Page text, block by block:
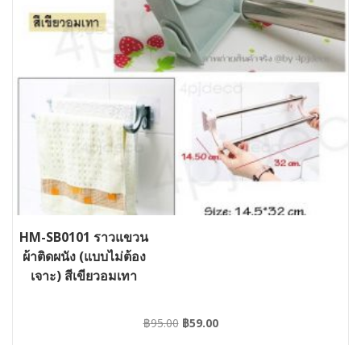
HM-SB0101 ราวแขวน
ผ้าติดผนัง (แบบไม่ต้อง
เจาะ) สีเขียวอมเทา
฿95.00 Original
฿59.00Current